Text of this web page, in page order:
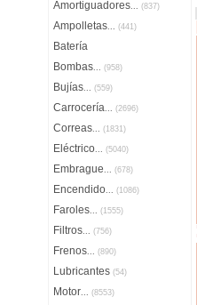
Amortiguadores... (837)
Ampolletas... (441)
Batería
Bombas... (958)
Bujías... (559)
Carrocería... (2696)
Correas... (1831)
Eléctrico... (5040)
Embrague... (678)
Encendido... (1086)
Faroles... (1555)
Filtros... (756)
Frenos... (890)
Lubricantes (54)
Motor... (8553)